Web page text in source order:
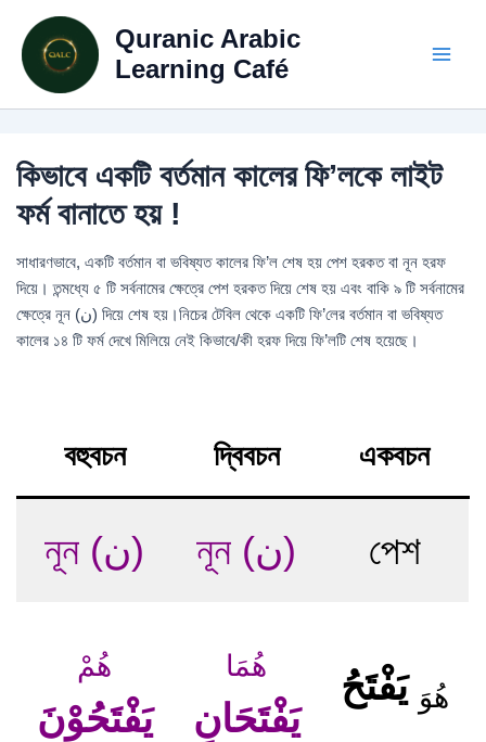
content
Quranic Arabic
Learning Café
কিভাবে একটি বর্তমান কালের ফি’লকে লাইট
ফর্ম বানাতে হয় !
সাধারণভাবে, একটি বর্তমান বা ভবিষ্যত কালের ফি’ল শেষ হয় পেশ হরকত বা নূন হরফ
দিয়ে। তন্মধ্যে ৫ টি সর্বনামের ক্ষেত্রে পেশ হরকত দিয়ে শেষ হয় এবং বাকি ৯ টি সর্বনামের
ক্ষেত্রে নূন (ن) দিয়ে শেষ হয়।নিচের টেবিল থেকে একটি ফি’লের বর্তমান বা ভবিষ্যত
কালের ১৪ টি ফর্ম দেখে মিলিয়ে নেই কিভাবে/কী হরফ দিয়ে ফি’লটি শেষ হয়েছে।
বহুবচন দ্বিবচন একবচন
নূন (ن) নূন (ن) পেশ
هُمْ
يَفْتَحُوْنَ
هُمَا
يَفْتَحَانِ هُوَ يَفْتَحُ